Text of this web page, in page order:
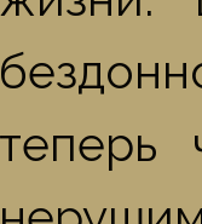
теперь